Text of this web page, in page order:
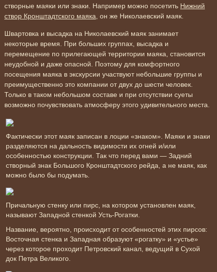
створные маяки или знаки. Например можно посетить Нижний
створ Кронштадтского маяка , он же Николаевский маяк.
Швартовка и высадка на Николаевский маяк занимает
некоторые время. При больших группах, высадка и
перемещение по прилегающей территории маяка, становится
неудобной и даже опасной. Поэтому для комфортного
посещения маяка в экскурсии участвуют небольшие группы и
преимущественно это компании от двух до шести человек.
Только в таком небольшом составе и при отсутствии суеты
возможно почувствовать атмосферу этого удивительного места.
Фактически этот маяк записан в лоции «знаком». Маяки и знаки
разделяются на дальность видимости их огней и/или
особенностью конструкции. Так что перед вами — Задний
створный знак Большого Кронштадтского рейда, а не маяк, как
можно было бы подумать.
Причальную стенку или пирс, на котором установлен маяк,
называют Западной стенкой Усть-Рогатки.
Название, вероятно, происходит от особенностей этих пирсов:
Восточная стенка и Западная образуют «рогатку» и «устье»
через которое проходит Петровский канал, ведущий в Сухой
док Петра Великого.